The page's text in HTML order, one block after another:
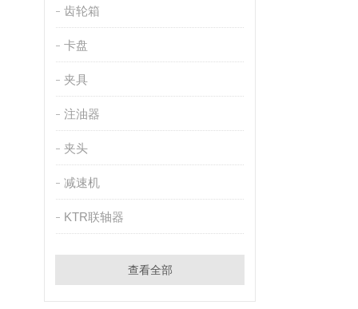
齿轮箱
卡盘
夹具
注油器
夹头
减速机
KTR联轴器
查看全部